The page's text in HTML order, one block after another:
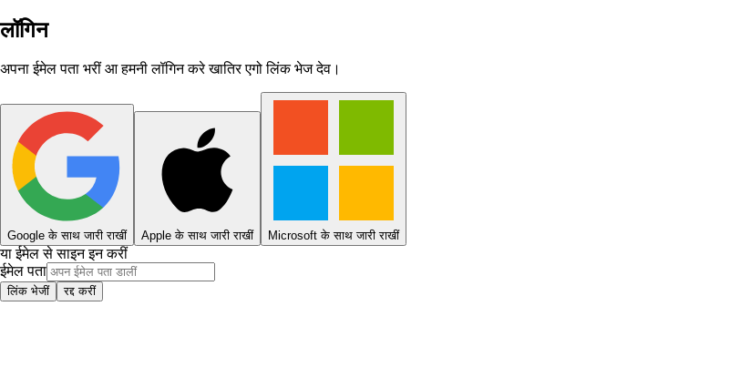
लॉगिन
अपना ईमेल पता भरीं आ हमनी लॉगिन करे खातिर एगो लिंक भेज देव।
Google के साथ जारी राखीं Apple के साथ जारी राखीं Microsoft के साथ जारी राखीं
या ईमेल से साइन इन करीं
ईमेल पता
लिंक भेजीं रद्द करीं